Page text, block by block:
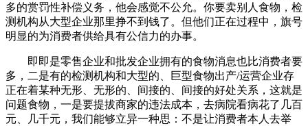
多的赏罚性补偿义务，他会感觉不公允。你要卖别人食物，检
测机构从大型企业那里挣不到钱了。但他们正在过程中，旗号
明显的为消费者供给具有公信力的办事。
即即是零售企业和批发企业拥有的食物消息也比消费者要
多，二是有的检测机构和大型的、巨型食物出产/运营企业存
正在着某种无形、无形的、间接的、间接的好处关系，这就是
问题食物，一是要提拔商家的违法成本，去病院看病花了几百
元、几千元，我们能够立异一种思：不是让消费者本人去举